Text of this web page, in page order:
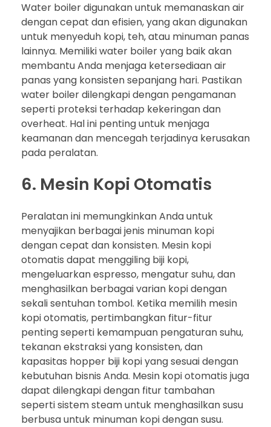
Water boiler digunakan untuk memanaskan air
dengan cepat dan efisien, yang akan digunakan
untuk menyeduh kopi, teh, atau minuman panas
lainnya. Memiliki water boiler yang baik akan
membantu Anda menjaga ketersediaan air
panas yang konsisten sepanjang hari. Pastikan
water boiler dilengkapi dengan pengamanan
seperti proteksi terhadap kekeringan dan
overheat. Hal ini penting untuk menjaga
keamanan dan mencegah terjadinya kerusakan
pada peralatan.
6. Mesin Kopi Otomatis
Peralatan ini memungkinkan Anda untuk
menyajikan berbagai jenis minuman kopi
dengan cepat dan konsisten. Mesin kopi
otomatis dapat menggiling biji kopi,
mengeluarkan espresso, mengatur suhu, dan
menghasilkan berbagai varian kopi dengan
sekali sentuhan tombol. Ketika memilih mesin
kopi otomatis, pertimbangkan fitur-fitur
penting seperti kemampuan pengaturan suhu,
tekanan ekstraksi yang konsisten, dan
kapasitas hopper biji kopi yang sesuai dengan
kebutuhan bisnis Anda. Mesin kopi otomatis juga
dapat dilengkapi dengan fitur tambahan
seperti sistem steam untuk menghasilkan susu
berbusa untuk minuman kopi dengan susu.